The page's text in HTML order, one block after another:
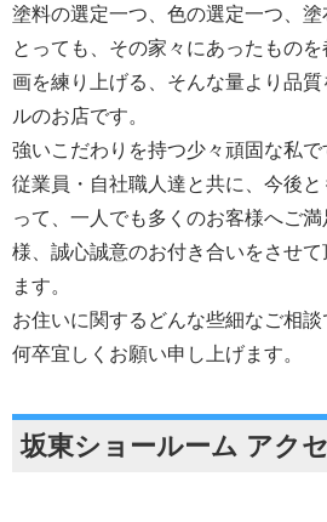
塗料の選定一つ、色の選定一つ、
とっても、その家々にあったもの
画を練り上げる、そんな量より品
ルのお店です。
強いこだわりを持つ少々頑固な私
従業員・自社職人達と共に、今後
って、一人でも多くのお客様へご
様、誠心誠意のお付き合いをさせて
ます。
お住いに関するどんな些細なご相談
何卒宜しくお願い申し上げます。
坂東ショールーム アク